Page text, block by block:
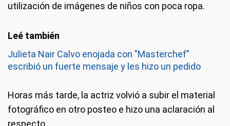
utilización de imágenes de niños con poca ropa.
Julieta Nair Calvo enojada con "Masterchef"
escribió un fuerte mensaje y les hizo un pedido
Horas más tarde, la actriz volvió a subir el material
fotográfico en otro posteo e hizo una aclaración al
respecto.